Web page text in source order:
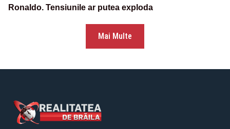
Ronaldo. Tensiunile ar putea exploda
Mai Multe